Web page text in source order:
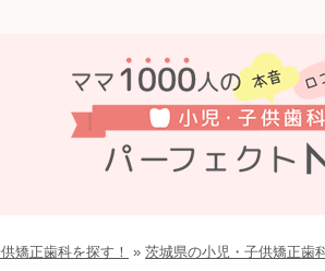
矯正⻭科を探す！ » 茨城県の小児・子供矯正歯